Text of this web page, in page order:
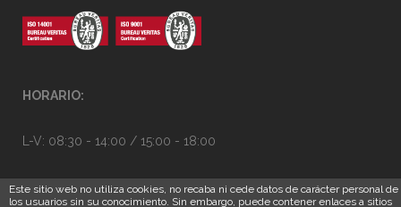
HORARIO:
L-V: 08:30 - 14:00 / 15:00 - 18:00
Este sitio web no utiliza cookies, no recaba ni cede datos de carácter personal de
los usuarios sin su conocimiento. Sin embargo, puede contener enlaces a sitios